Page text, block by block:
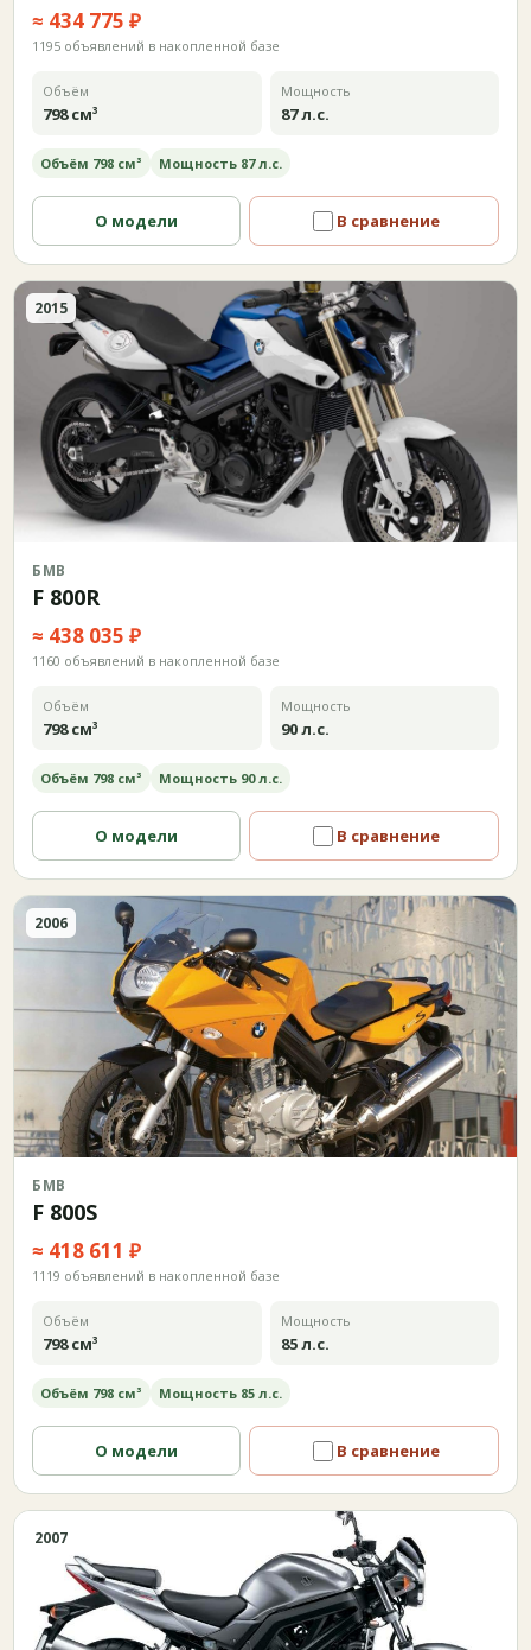
≈ 434 775 ₽
1195 объявлений в накопленной базе
Объём
798 см³
Мощность
87 л.с.
Объём 798 см³ Мощность 87 л.с.
О модели В сравнение
2015
БМВ
F 800R
≈ 438 035 ₽
1160 объявлений в накопленной базе
Объём
798 см³
Мощность
90 л.с.
Объём 798 см³ Мощность 90 л.с.
О модели В сравнение
2006
БМВ
F 800S
≈ 418 611 ₽
1119 объявлений в накопленной базе
Объём
798 см³
Мощность
85 л.с.
Объём 798 см³ Мощность 85 л.с.
О модели В сравнение
2007